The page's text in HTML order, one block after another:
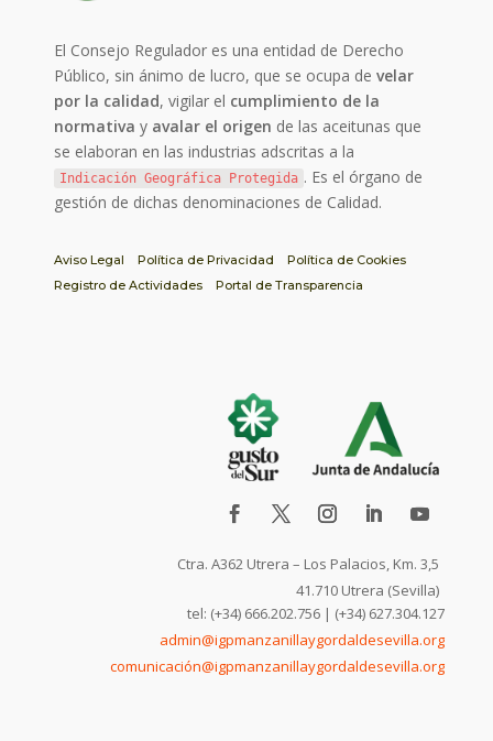
El Consejo Regulador es una entidad de Derecho
Público, sin ánimo de lucro, que se ocupa develar
por la calidad, vigilar el cumplimiento de la
normativa y avalar el origen de las aceitunas que
se elaboran en las industrias adscritas a la
Indicación Geográfica Protegida . Es el órgano de
gestión de dichas denominaciones de Calidad.
Aviso Legal Política de Privacidad
Política de Cookies
Registro de Actividades
Portal de Transparencia
Ctra. A362 Utrera – Los Palacios, Km. 3,5
41.710 Utrera (Sevilla)
tel: (+34) 666.202.756 | (+34) 627.304.127
admin@igpmanzanillaygordaldesevilla.org
comunicación@igpmanzanillaygordaldesevilla.org